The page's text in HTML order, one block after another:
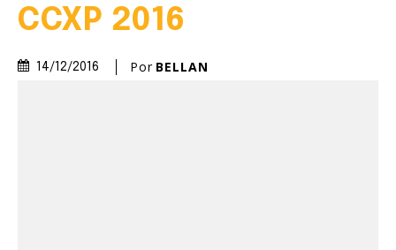
CCXP 2016
14/12/2016 Por BELLAN